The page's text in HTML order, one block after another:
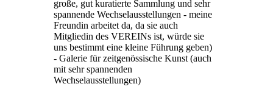
große, gut kuratierte Sammlung und sehr
spannende Wechselausstellungen - meine
Freundin arbeitet da, da sie auch
Mitgliedin des VEREINs ist, würde sie
uns bestimmt eine kleine Führung geben)
- Galerie für zeitgenössische Kunst (auch
mit sehr spannenden
Wechselausstellungen)